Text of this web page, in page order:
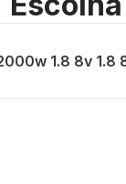
1.8 8v 1.8